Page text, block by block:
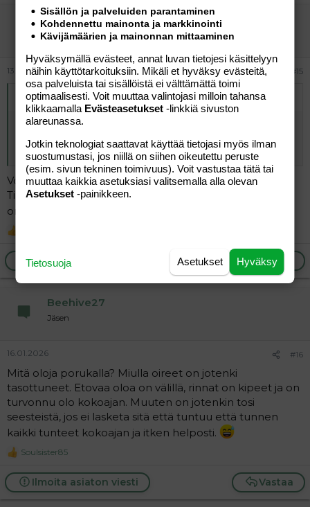
Beehive27
Jäsen
13.01.2026 #15
Alkuperäinen kirjoittajaviivaviivi:
Poistun ryhmästä. Raskaus on kemiallinen
ajattelin poistaa ketjun ekan viestin vaikka sen päivitinkin
. Tahtoisiko joku kopsaa tiedot ja jatkaa yp nä?
Voi
@viivaviivi
Tiedot kopioitu. Kyllä me pärjätään, keskityt nyt vaan
omaan vointiis
R
a
c
t
Vastaa
Ilmoita asiaton viesti
Beehive27
Jäsen
16.01.2026 #16
Mitä oloja porukalla? Miulla oireet on jotenki
tasottuneet. Etovaa oloa on välillä, rinnat on kipeet ja on
turvonnu olo kokoajan. Muuten on jotenkin tosi
seesteistä, jos ei lasketa sitä että tuntuu että tunnen
kaikki tunteet kokoajan ja itken helposti.
R
a
c
t
Soulsister85
Vastaa
Ilmoita asiaton viesti
Sisällön ja palveluiden parantaminen
Kohdennettu mainonta ja markkinointi
Kävijämäärien ja mainonnan mittaaminen
Hyväksymällä evästeet, annat luvan tietojesi käsittelyyn
näihin käyttötarkoituksiin. Mikäli et hyväksy evästeitä,
osa palveluista tai sisällöistä ei välttämättä toimi
optimaalisesti. Voit muuttaa valintojasi milloin tahansa
klikkaamalla Evästeasetukset -linkkiä sivuston
alareunassa.
Jotkin teknologiat saattavat käyttää tietojasi myös ilman
suostumustasi, jos niillä on siihen oikeutettu peruste
(esim. sivun tekninen toimivuus). Voit vastustaa tätä tai
muuttaa kaikkia asetuksiasi valitsemalla alla olevan
Asetukset -painikkeen.
Hyväksy
Asetukset
Tietosuoja